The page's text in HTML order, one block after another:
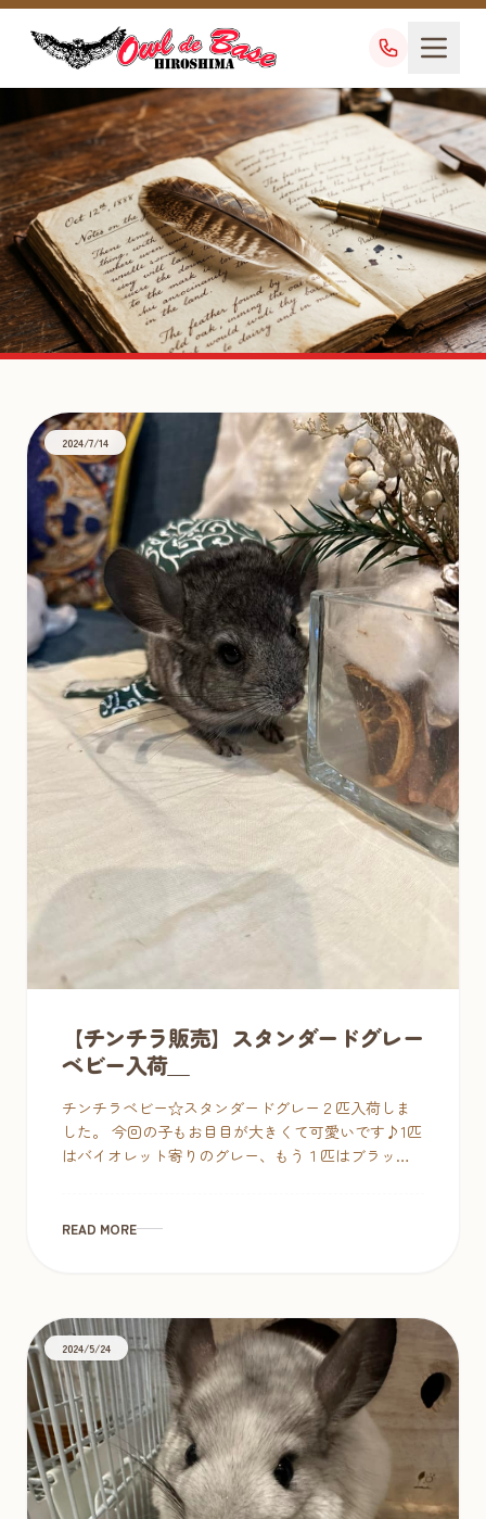
チンチラベビー
TAG
2024/7/14
【チンチラ販売】スタンダードグレー
ベビー入荷＿
チンチラベビー☆スタンダードグレー２匹入荷しま
した。 今回の子もお目目が大きくて可愛いです♪1匹
はバイオレット寄りのグレー、もう１匹はブラック
READ MORE
2024/5/24